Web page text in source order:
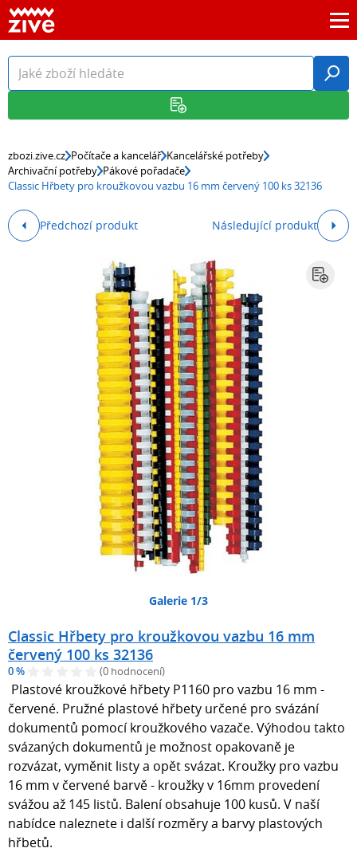
zbozi.zive.cz Počítače a kancelář Kancelářské potřeby
Archivační potřeby Pákové pořadače
Classic Hřbety pro kroužkovou vazbu 16 mm červený 100 ks 32136
Předchozí produkt Následující produkt
Galerie 1/3
Classic Hřbety pro kroužkovou vazbu 16 mm
červený 100 ks 32136
0 % (0 hodnocení)
Plastové kroužkové hřbety P1160 pro vazbu 16 mm -
červené. Pružné plastové hřbety určené pro svázání
dokumentů pomocí kroužkového vazače. Výhodou takto
svázaných dokumentů je možnost opakovaně je
rozvázat, vyměnit listy a opět svázat. Kroužky pro vazbu
16 mm v červené barvě - kroužky v 16mm provedení
svážou až 145 listů. Balení obsahuje 100 kusů. V naší
nabídce naleznete i další rozměry a barvy plastových
hřbetů.